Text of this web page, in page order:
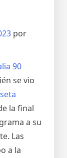
por
se vio
la final
a su
Las
a la